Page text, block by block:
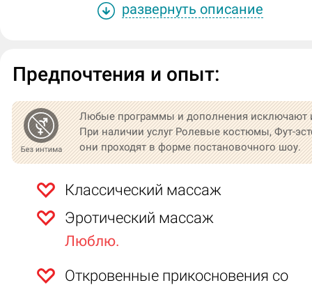
Люблю ласки в свою сторону, аквапенный
незабываемый массаж❤️
развернуть описание
Предпочтения и опыт:
Любые программы и дополнения исключают
При наличии услуг Ролевые костюмы, Фут-
они проходят в форме постановочного шоу.
Классический массаж
Эротический массаж
Люблю.
Откровенные прикосновения со